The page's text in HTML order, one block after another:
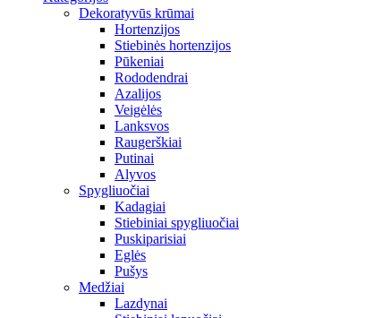
Dekoratyvūs krūmai
Hortenzijos
Stiebinės hortenzijos
Pūkeniai
Rododendrai
Azalijos
Veigėlės
Lanksvos
Raugerškiai
Putinai
Alyvos
Spygliuočiai
Kadagiai
Stiebiniai spygliuočiai
Puskiparisiai
Eglės
Pušys
Medžiai
Lazdynai